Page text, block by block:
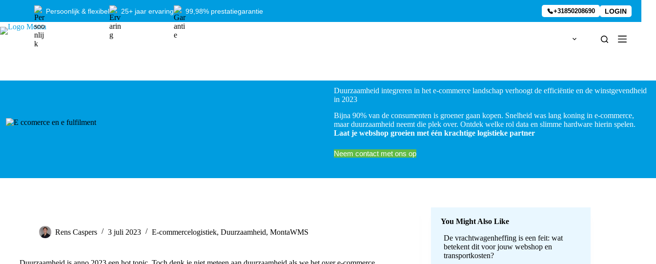
de
inhoud
Persoonlijk & flexibel 25+ jaar ervaring 99,98% prestatiegarantie +31850208690 LOGIN
Duurzaamheid integreren in het e-commerce landschap verhoogt de efficiëntie en de winstgevendheid
in 2023
Bijna 90% van de consumenten is groener gaan kopen. Snelheid was lang koning in e-commerce,
maar duurzaamheid neemt die plek over. Ontdek welke rol data en slimme hardware hierin spelen.
Laat je webshop groeien met één krachtige logistieke partner
Neem contact met ons op
Rens Caspers 3 juli 2023 E-commercelogistiek, Duurzaamheid, MontaWMS
You Might Also Like
De vrachtwagenheffing is een feit: wat
betekent dit voor jouw webshop en
transportkosten?